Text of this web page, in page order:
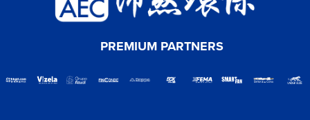
PREMIUM PARTNERS